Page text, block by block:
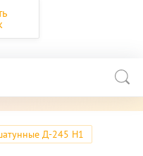
Д-245 Н1